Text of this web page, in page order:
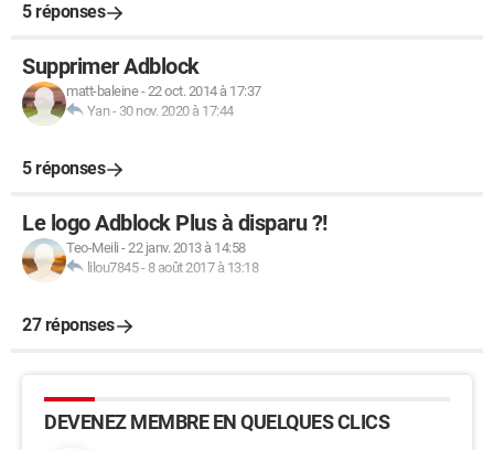
5 réponses
Supprimer Adblock
matt-baleine-22 oct. 2014 à 17:37
Yan- 30 nov. 2020 à 17:44
5 réponses
Le logo Adblock Plus à disparu ?!
Teo-Meili -22 janv. 2013 à 14:58
lilou7845- 8 août 2017 à 13:18
27 réponses
DEVENEZ MEMBRE EN QUELQUES CLICS